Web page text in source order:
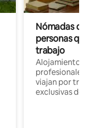
Nómadas
personas
trabajo
Alojamientos
profesionales
viajan por
exclusivas de